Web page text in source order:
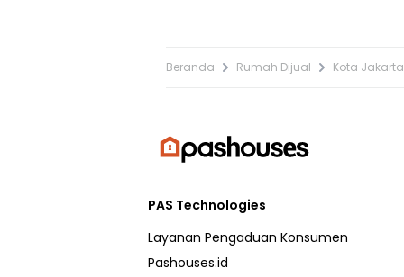
Beranda Rumah Dijual Kota
PAS Technologies
Layanan Pengaduan Konsumen
Pashouses.id